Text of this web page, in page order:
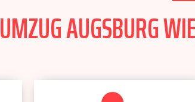
UMZUG AUGSBURG